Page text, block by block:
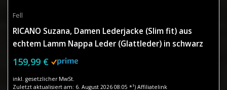
Fell
RICANO Suzana, Damen Lederjacke (Slim fit) aus
echtem Lamm Nappa Leder (Glattleder) in schwarz
mit Fellkragen (Teddyfell oder schwarzes Fell)
159,99 €
inkl. gesetzlicher MwSt.
Zuletzt aktualisiert am: 6. August 2026 08:05 *¹) Affiliatelink